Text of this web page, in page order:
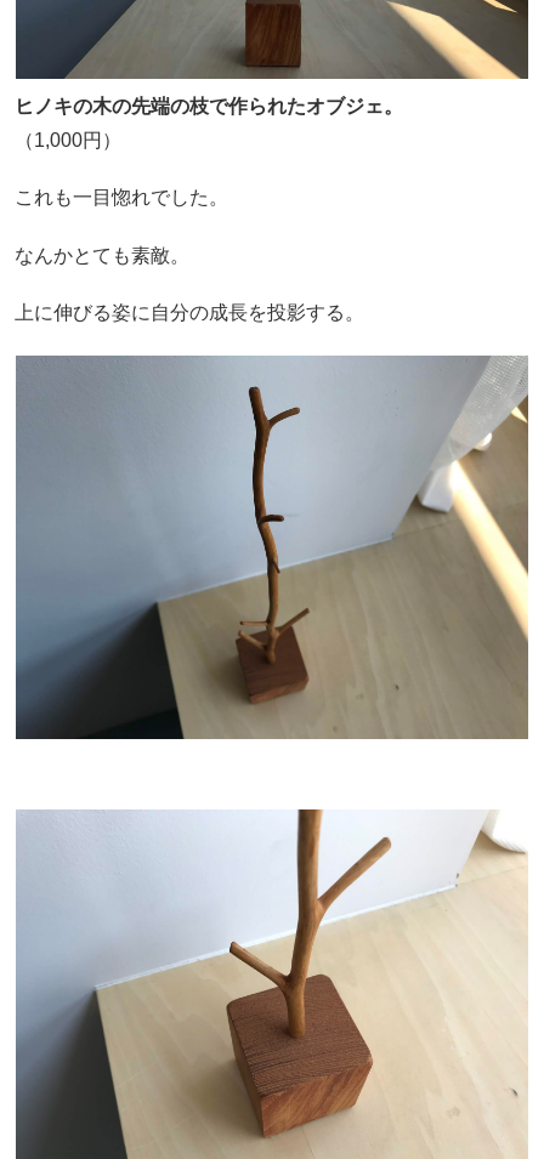
ヒノキの木の先端の枝で作られたオブジェ。
（1,000円）
これも一目惚れでした。
なんかとても素敵。
上に伸びる姿に自分の成長を投影する。